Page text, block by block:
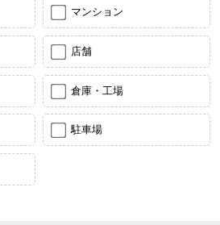
マンション
店舗
倉庫・工場
駐車場